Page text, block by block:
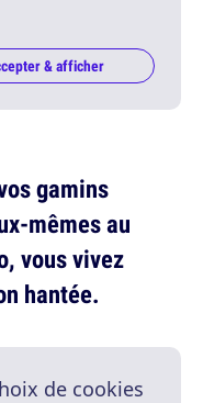
& afficher
gamins
mêmes au
vous vivez
hantée.
de cookies